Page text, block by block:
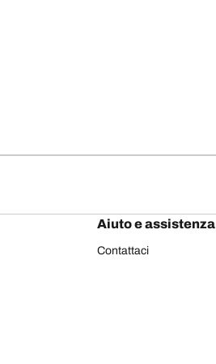
Aiuto e assistenza
Contattaci